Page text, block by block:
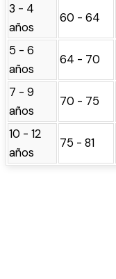
3 - 4
años
60 - 64
5 - 6
años
64 - 70
7 - 9
años
70 - 75
10 - 12
años
75 - 81